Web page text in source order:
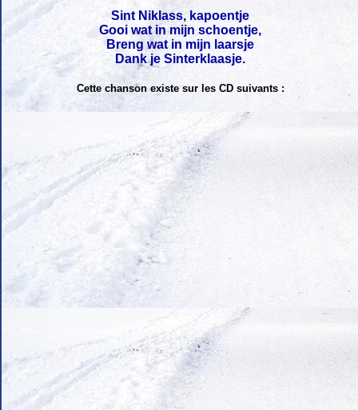
Sint Niklass, kapoentje
Gooi wat in mijn schoentje,
Breng wat in mijn laarsje
Dank je Sinterklaasje.
Cette chanson existe sur les CD suivants :